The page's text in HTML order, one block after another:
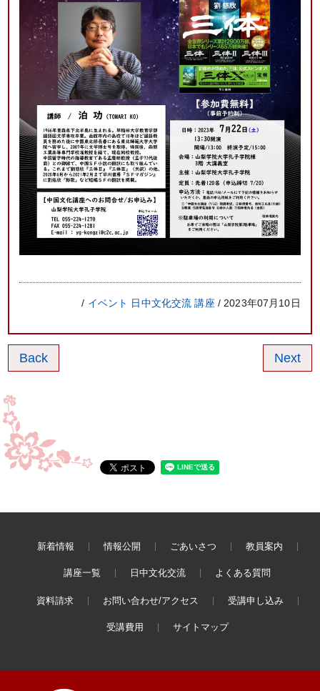
/ イベント 日中文化交流 講座 / 2023年07月10日
Back Next
新着情報 情報公開 ごあいさつ 教員案内
講座一覧 日中文化交流 よくある質問
資料請求 お問い合わせ/アクセス 受講申し込み
受講費用 サイトマップ